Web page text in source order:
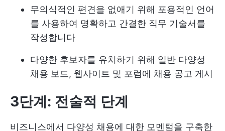
무의식적인 편견을 없애기 위해 포용적인 언어
를 사용하여 명확하고 간결한 직무 기술서를
작성합니다
다양한 후보자를 유치하기 위해 일반 다양성
채용 보드, 웹사이트 및 포럼에 채용 공고 게시
3단계: 전술적 단계
비즈니스에서 다양성 채용에 대한 모멘텀을 구축한